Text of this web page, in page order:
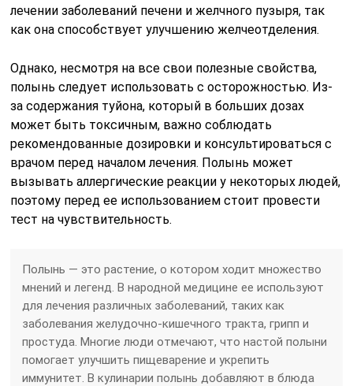
лечении заболеваний печени и желчного пузыря, так
как она способствует улучшению желчеотделения.
Однако, несмотря на все свои полезные свойства,
полынь следует использовать с осторожностью. Из-
за содержания туйона, который в больших дозах
может быть токсичным, важно соблюдать
рекомендованные дозировки и консультироваться с
врачом перед началом лечения. Полынь может
вызывать аллергические реакции у некоторых людей,
поэтому перед ее использованием стоит провести
тест на чувствительность.
Полынь — это растение, о котором ходит множество
мнений и легенд. В народной медицине ее используют
для лечения различных заболеваний, таких как
заболевания желудочно-кишечного тракта, грипп и
простуда. Многие люди отмечают, что настой полыни
помогает улучшить пищеварение и укрепить
иммунитет. В кулинарии полынь добавляют в блюда